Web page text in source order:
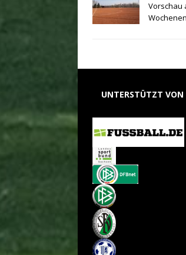
Vorschau
UNTERSTÜTZT VON